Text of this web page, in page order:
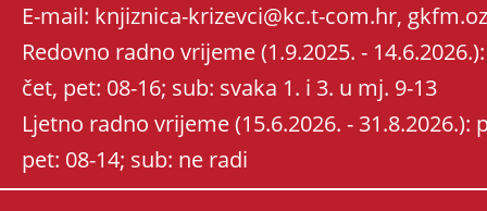
E-mail: knjiznica-krizevci@kc.t-com.hr,
Redovno radno vrijeme (1.9.2025. -
čet, pet: 08-16; sub: svaka 1. i 3. u mj. 9-13
Ljetno radno vrijeme (15.6.2026. - 31.8.2026.):
pet: 08-14; sub: ne radi